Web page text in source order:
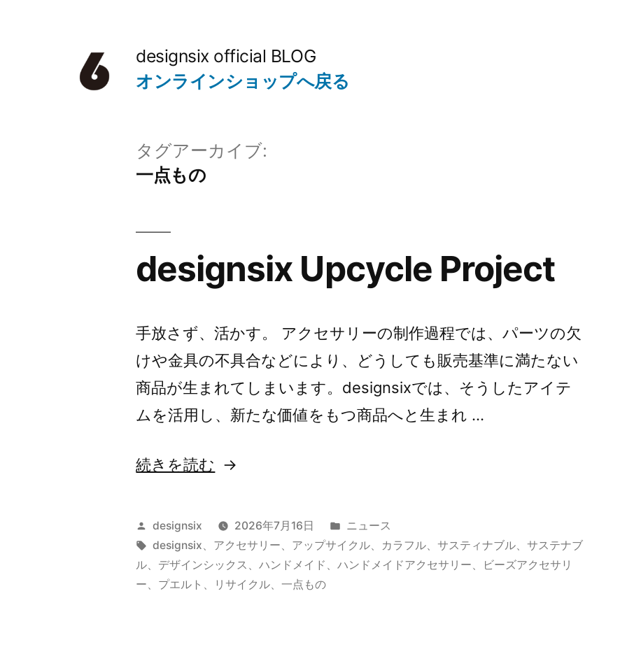
designsix official BLOG
オンラインショップへ戻る
タグアーカイブ:
一点もの
designsix Upcycle Project
手放さず、活かす。 アクセサリーの制作過程では、パーツの欠
けや金具の不具合などにより、どうしても販売基準に満たない
商品が生まれてしまいます。designsixでは、そうしたアイテ
ムを活用し、新たな価値をもつ商品へと生まれ …
“designsix
Project”
の
続きを読む
投
稿
者:
designsix 2026年7月16日
カ
テ
ゴ
ニュース
タ
グ:
designsix アクセサリー アップサイクル カラフル 、サスティナブル 、サステナブ
ル
デザインシックス 、ハンドメイド 、ハンドメイドアクセサリー
ビーズアクセサリ
ー
プエルト リサイクル 、一点もの